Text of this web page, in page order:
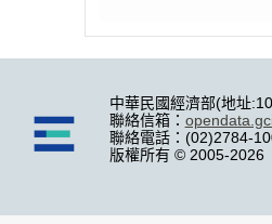
中華民國經濟部(地址
聯絡信箱：
聯絡電話：(02)2784-
版權所有 © 2005-2026